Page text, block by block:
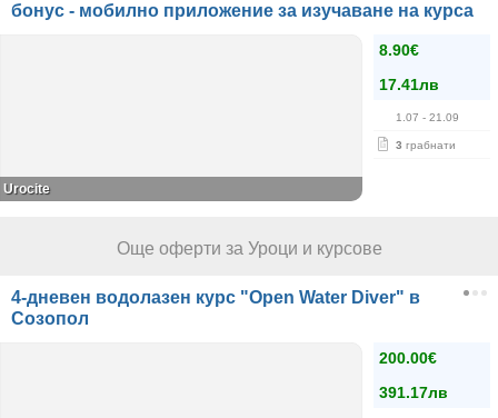
бонус - мобилно приложение за изучаване на курса
8.90€
17.41лв
1.07 - 21.09
3 грабнати
Urocite
Още оферти за Уроци и курсове
4-дневен водолазен курс "Open Water Diver" в
Созопол
200.00€
391.17лв